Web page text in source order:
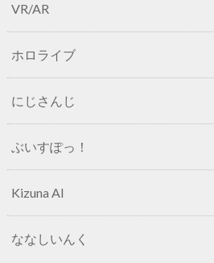
VR/AR
ホロライブ
にじさんじ
ぶいすぽっ！
Kizuna AI
ななしいんく